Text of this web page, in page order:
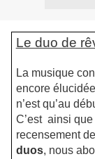
Le duo de
La musique
encore
n’est qu’au
C’est ainsi que
recensement
duos, nous